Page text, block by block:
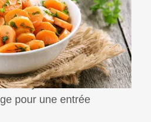
de salade de
pour une entrée